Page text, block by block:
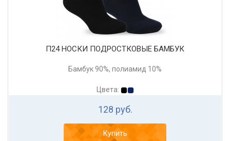
П24 НОСКИ ПОДРОСТКОВЫЕ БАМБУК
Бамбук 90%, полиамид 10%
Цвета:
128 руб.
Купить